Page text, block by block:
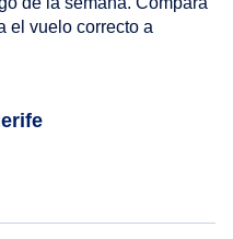
el vuelo correcto a